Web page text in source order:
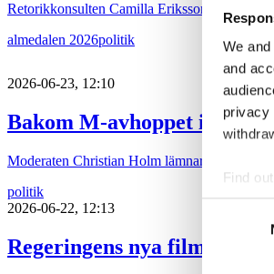
We and
and
privacy
Find
We
other
Retorikkonsulten Camilla Eriksson
almedalen 2026politik
2026-06-23, 12:10
Bakom M-avhoppet i
Moderaten Christian Holm lämnar sina
politik
2026-06-22, 12:13
Regeringens nya filmpolitik